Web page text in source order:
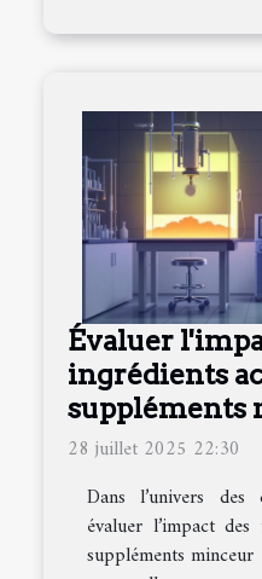
Évaluer
ingrédients
suppléments
28 juillet 2025 22:30
Dans l’univers des
évaluer l’impact
suppléments